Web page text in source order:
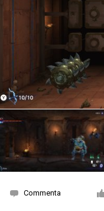
Commenta